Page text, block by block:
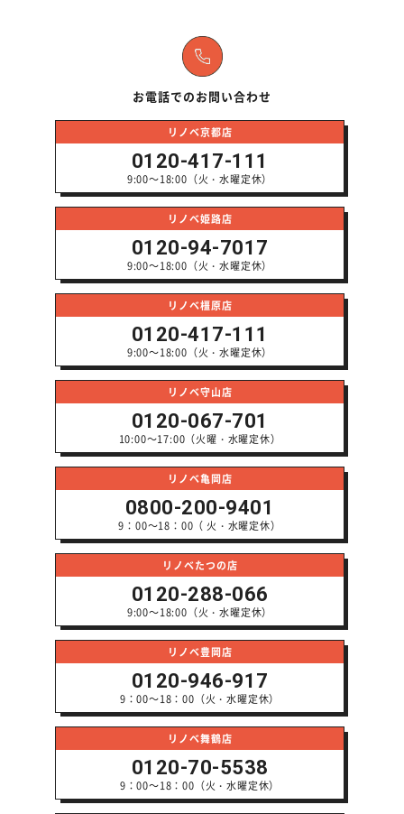
お電話でのお問い合わせ
リノベ京都店
0120-417-111
9:00～18:00（火・水曜定休）
リノベ姫路店
0120-94-7017
9:00～18:00（火・水曜定休）
リノベ橿原店
0120-417-111
9:00～18:00（火・水曜定休）
リノベ守山店
0120-067-701
10:00～17:00（火曜・水曜定休）
リノベ亀岡店
0800-200-9401
9：00～18：00（ 火・水曜定休）
リノベたつの店
0120-288-066
9:00～18:00（火・水曜定休）
リノベ豊岡店
0120-946-917
9：00～18：00（火・水曜定休）
リノベ舞鶴店
0120-70-5538
9：00～18：00（火・水曜定休）